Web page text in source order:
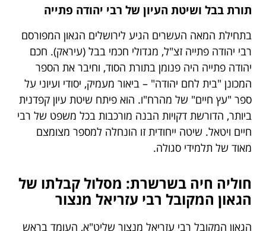
תורת בבל ושיטת העיון של רבי יהודה פתייה
בתחילת המאה העשרים הגיע לירושלים הגאון המפורסם
רבי יהודה פתייה זצ"ל, מגדולי חכמי בבל (עיראק). חכם
יהודה פתייה היה פנומן בתורת הסוד, וחיבר את הספר
המכונן "בית לחם יהודה" – ביאור מעמיק, יסודי ועיוני על
ספר "עץ חיים" של מהרח"ו. הוא פיתח שיטת עיון קפדנית
ביותר, הדורשת דקויות הבנה מורכבות בכל משפט של רבי
חיים ויטאל. שיטה ייחודית זו הונחלה למספר מצומצם
מאוד של תלמידי סגולה.
חוליה חיה בשרשרת: מסלול קבלתו של
הגאון המקובל רבי עזריאל מנצור
הגאון המקובל רבי עזריאל מנצור שליט"א, העומד בראש